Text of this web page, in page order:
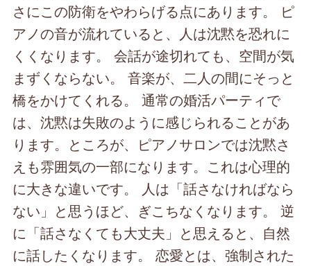
さにこの防衛をやわらげる点にあります。 ピ
アノの音が流れていると、人は沈黙を恐れに
くくなります。 会話が途切れても、空間が気
まずくならない。 音楽が、二人の間にそっと
橋をかけてくれる。 通常の婚活パーティで
は、沈黙は失敗のように感じられることがあ
ります。ところが、ピアノサロンでは沈黙さ
えも雰囲気の一部になります。これは心理的
に大きな違いです。 人は「話さなければなら
ない」と思うほど、ぎこちなくなります。 逆
に「話さなくても大丈夫」と思えると、自然
に話したくなります。 恋愛とは、強制された